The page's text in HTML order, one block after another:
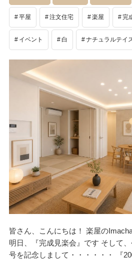
平屋 注文住宅 楽屋 完
イベント 白 ナチュラルテイ
皆さん、こんにちは！ 楽屋の
明日、『完成見楽会』です そして
号を記念しまして・・・・・・ 『